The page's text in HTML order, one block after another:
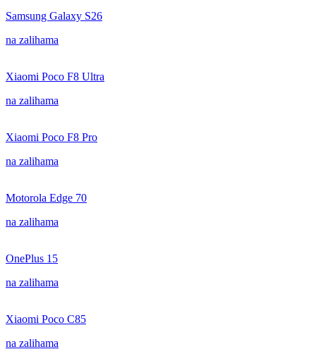
Samsung Galaxy S26
na zalihama
Xiaomi Poco F8 Ultra
na zalihama
Xiaomi Poco F8 Pro
na zalihama
Motorola Edge 70
na zalihama
OnePlus 15
na zalihama
Xiaomi Poco C85
na zalihama